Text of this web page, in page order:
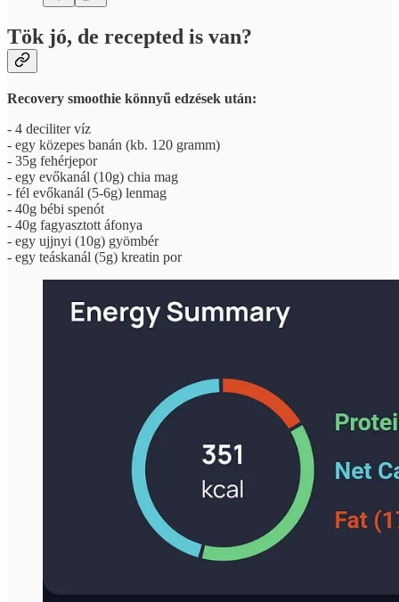
Tök jó, de recepted is van?
Recovery smoothie könnyű edzések után:
- 4 deciliter víz
- egy közepes banán (kb. 120 gramm)
- 35g fehérjepor
- egy evőkanál (10g) chia mag
- fél evőkanál (5-6g) lenmag
- 40g bébi spenót
- 40g fagyasztott áfonya
- egy ujjnyi (10g) gyömbér
- egy teáskanál (5g) kreatin por